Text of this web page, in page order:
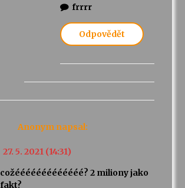
frrrr
Odpovědět
Anonym napsal:
27. 5. 2021 (14:31)
cožééééééééééééé? 2 miliony jako
fakt?